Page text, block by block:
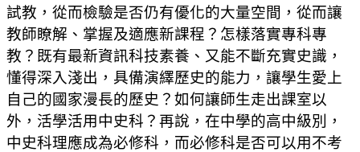
試教，從而檢驗是否仍有優化的大量空間，從而讓
教師瞭解、掌握及適應新課程？怎樣落實專科專
教？既有最新資訊科技素養、又能不斷充實史識，
懂得深入淺出，具備演繹歷史的能力，讓學生愛上
自己的國家漫長的歷史？如何讓師生走出課室以
外，活學活用中史科？再說，在中學的高中級別，
中史科理應成為必修科，而必修科是否可以用不考